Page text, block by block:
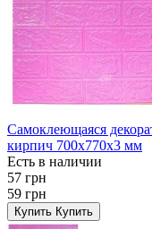
Самоклеющаяся
кирпич 700x770x3 мм
Есть в наличии
57 грн
59 грн
Купить Купить